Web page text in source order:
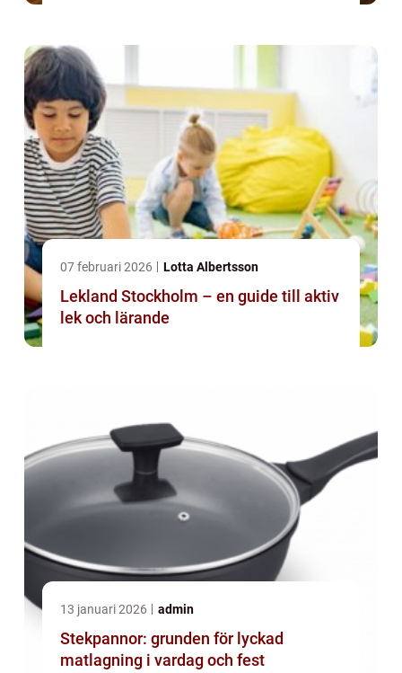
07 februari 2026 Lotta Albertsson
Lekland Stockholm – en guide till aktiv
lek och lärande
13 januari 2026 admin
Stekpannor: grunden för lyckad
matlagning i vardag och fest